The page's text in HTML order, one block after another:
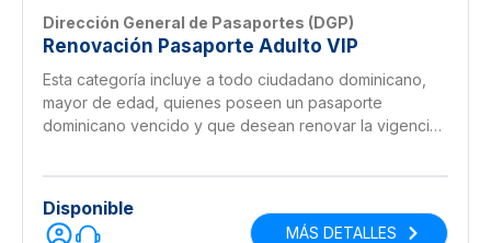
Dirección General de Pasaportes (DGP)
Renovación Pasaporte Adulto VIP
Esta categoría incluye a todo ciudadano dominicano,
mayor de edad, quienes poseen un pasaporte
dominicano vencido y que desean renovar la vigencia
entrega en 3 horas si es solicitado antes del mediodía.
Disponible
MÁS DETALLES